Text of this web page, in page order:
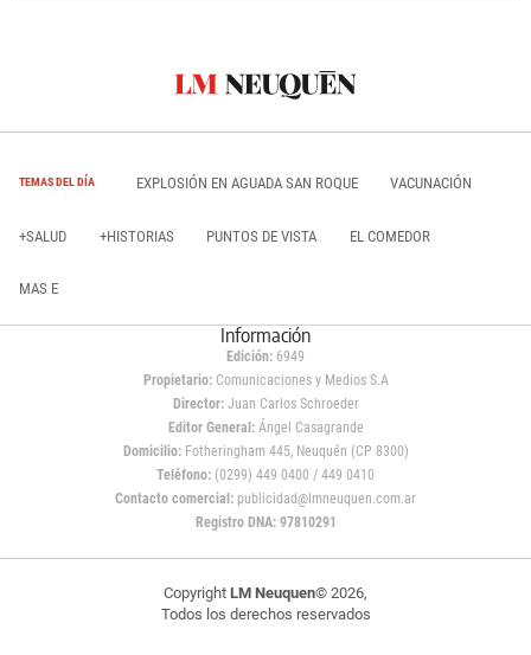
TEMAS DEL DÍA EXPLOSIÓN EN AGUADA SAN ROQUE VACUNACIÓN
+SALUD +HISTORIAS PUNTOS DE VISTA EL COMEDOR
MAS E
Información
Edición: 6949
Propietario:Comunicaciones y Medios S.A
Director: Juan Carlos Schroeder
Editor General:Ángel Casagrande
Domicilio:Fotheringham 445, Neuquén (CP 8300)
Teléfono: (0299) 449 0400 / 449 0410
Contacto comercial: publicidad@lmneuquen.com.ar
Registro DNA: 97810291
Copyright LM Neuquen© 2026,
Todos los derechos reservados